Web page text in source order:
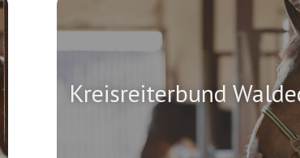
Kreisreiterbund